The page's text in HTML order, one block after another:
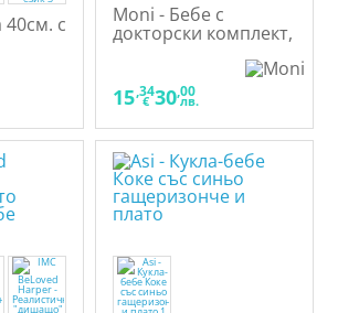
40см. с Moni - Бебе с
докторски комплект,
15,34
€ 30,00
лв.